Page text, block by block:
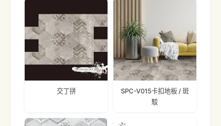
交丁拼
SPC-V015卡扣地板 / 斑
駁